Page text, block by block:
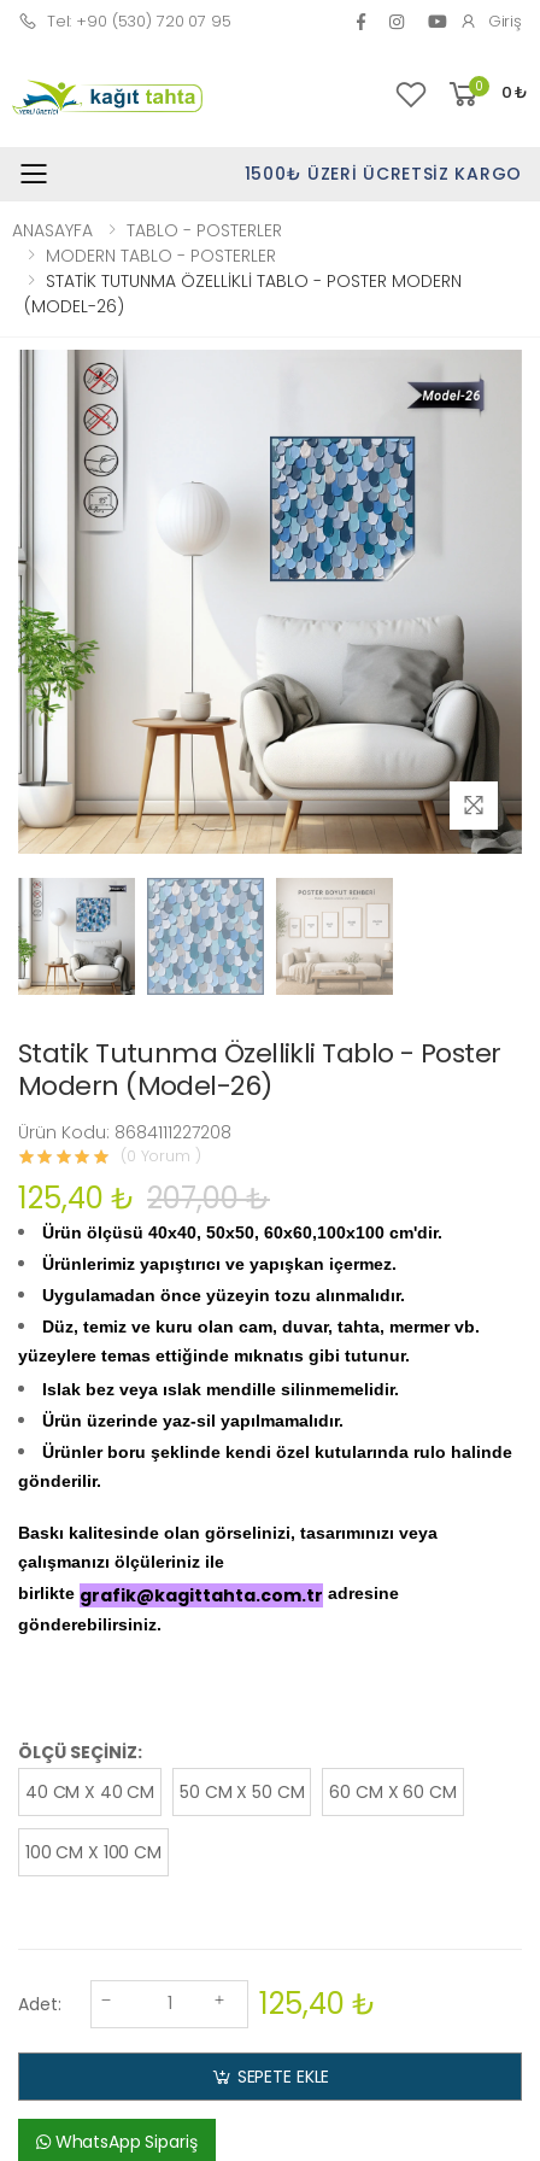
Tel: +90 (530) 720 07 95 Giriş
0 0₺
Toggle mobile menu1500₺ ÜZERI ÜCRETSIZ KARGO
ANASAYFA
TABLO - POSTERLER
MODERN TABLO - POSTERLER
STATİK TUTUNMA ÖZELLİKLİ TABLO - POSTER MODERN
(MODEL-26)
Statik Tutunma Özellikli Tablo - Poster
Modern (Model-26)
Ürün Kodu: 8684111227208
(0 Yorum )
125,40 ₺ 207,00 ₺
Ürün ölçüsü 40x40, 50x50, 60x60,100x100 cm'dir.
Ürünlerimiz yapıştırıcı ve yapışkan içermez.
Uygulamadan önce yüzeyin tozu alınmalıdır.
Düz, temiz ve kuru olan cam, duvar, tahta, mermer vb.
yüzeylere temas ettiğinde mıknatıs gibi tutunur.
Islak bez veya ıslak mendille silinmemelidir.
Ürün üzerinde yaz-sil yapılmamalıdır.
Ürünler boru şeklinde kendi özel kutularında rulo halinde
gönderilir.
Baskı kalitesinde olan görselinizi, tasarımınızı veya
çalışmanızı ölçüleriniz ile
birlikte grafik@kagittahta.com.tr adresine
gönderebilirsiniz.
ÖLÇÜ SEÇİNİZ:
40 CM X 40 CM
50 CM X 50 CM 60 CM X 60 CM
100 CM X 100 CM
Adet: 125,40 ₺
SEPETE EKLE
WhatsApp Sipariş